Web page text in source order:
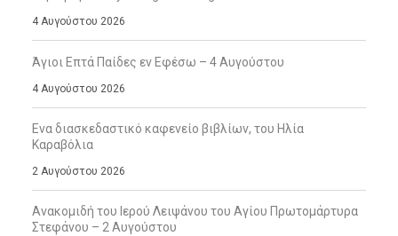
4 Αυγούστου 2026
Άγιοι Επτά Παίδες εν Εφέσω – 4 Αυγούστου
4 Αυγούστου 2026
Ενα διασκεδαστικό καφενείο βιβλίων, του Ηλία
Καραβόλια
2 Αυγούστου 2026
Ανακομιδή του Ιερού Λειψάνου του Αγίου Πρωτομάρτυρα
Στεφάνου – 2 Αυγούστου